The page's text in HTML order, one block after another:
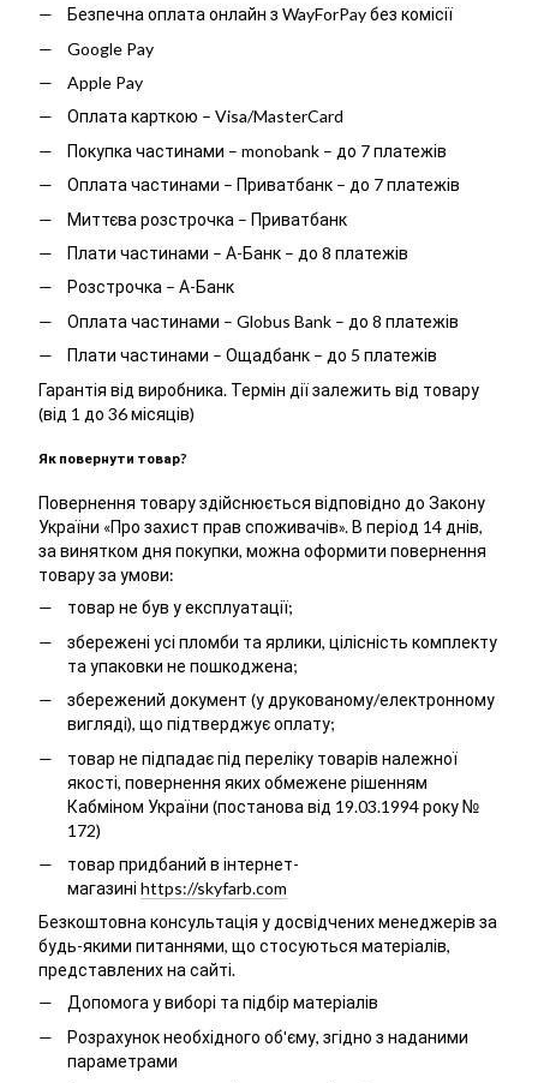
Безпечна оплата онлайн з WayForPay без комісії
Google Pay
Apple Pay
Оплата карткою – Visa/MasterCard
Покупка частинами – monobank – до 7 платежів
Оплата частинами – Приватбанк – до 7 платежів
Миттєва розстрочка – Приватбанк
Плати частинами – А-Банк – до 8 платежів
Розстрочка – А-Банк
Оплата частинами – Globus Bank – до 8 платежів
Плати частинами – Ощадбанк – до 5 платежів
Гарантія від виробника. Термін дії залежить від товару
(від 1 до 36 місяців)
Як повернути товар?
Повернення товару здійснюється відповідно до Закону
України «Про захист прав споживачів». В період 14 днів,
за винятком дня покупки, можна оформити повернення
товару за умови:
товар не був у експлуатації;
збережені усі пломби та ярлики, цілісність комплекту
та упаковки не пошкоджена;
збережений документ (у друкованому/електронному
вигляді), що підтверджує оплату;
товар не підпадає під переліку товарів належної
якості, повернення яких обмежене рішенням
Кабміном України (постанова від 19.03.1994 року №
172)
товар придбаний в інтернет-
магазині https://skyfarb.com
Безкоштовна консультація у досвідчених менеджерів за
будь-якими питаннями, що стосуються матеріалів,
представлених на сайті.
Допомога у виборі та підбір матеріалів
Розрахунок необхідного об'єму, згідно з наданими
параметрами